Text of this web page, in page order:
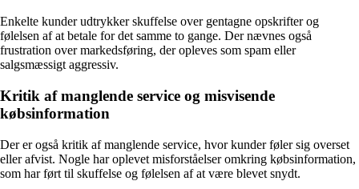
Enkelte kunder udtrykker skuffelse over gentagne opskrifter og
følelsen af at betale for det samme to gange. Der nævnes også
frustration over markedsføring, der opleves som spam eller
salgsmæssigt aggressiv.
Kritik af manglende service og misvisende
købsinformation
Der er også kritik af manglende service, hvor kunder føler sig overset
eller afvist. Nogle har oplevet misforståelser omkring købsinformation,
som har ført til skuffelse og følelsen af at være blevet snydt.